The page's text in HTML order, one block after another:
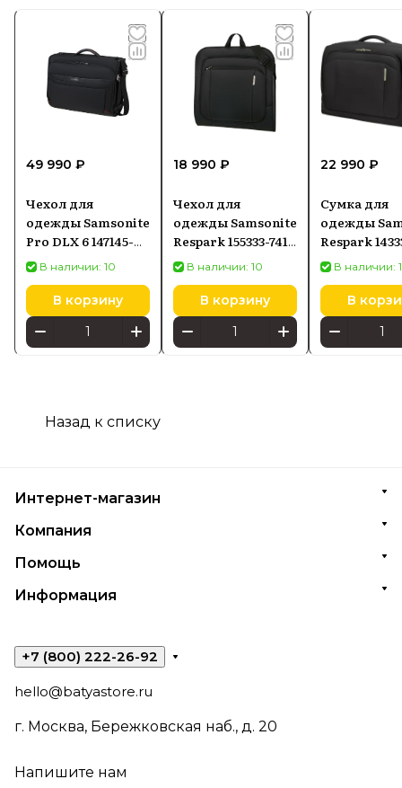
49 990 ₽
Чехол для
одежды Samsonite
Pro DLX 6 147145-
1041 40x55x20см
Black
В наличии: 10
В корзину
18 990 ₽
Чехол для
одежды Samsonite
Respark 155333-7416
54x55x7см Ozone
Black
В наличии: 10
В корзину
22 990 ₽
Сумка для
одежды
Respark
36x57x17см
Ozone Black
В наличии:
В
Назад к списку
Интернет-магазин
Компания
Помощь
Информация
+7 (800) 222-26-92
hello@batyastore.ru
г. Москва, Бережковская наб., д. 20
Напишите нам